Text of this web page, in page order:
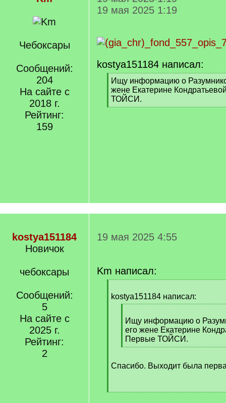
Чебоксары
Сообщений:
204
На сайте с
2018 г.
Рейтинг:
159
19 мая 2025 1:19
kostya151184 написал:
[
q
]
Ищу информацию о
жене Екатерине
ТОЙСИ.
[
kostya151184
Новичок
чебоксары
Сообщений:
5
На сайте с
2025 г.
Рейтинг:
2
19 мая 2025 4:55
Km написал:
q
kostya151184 написал:
q
]
Ищу информацию о
его жене Екатерине
Первые ТОЙСИ.
[
q
Спасибо. Выходит была
[